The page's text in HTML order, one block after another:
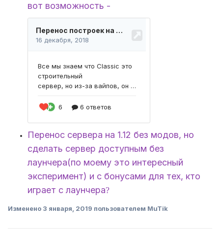
вот возможность -
Перенос сервера на 1.12 без модов, но
сделать сервер доступным без
лаунчера(по моему это интересный
эксперимент) и с бонусами для тех, кто
играет с лаунчера?
Изменено 3 января, 2019 пользователем MuTik